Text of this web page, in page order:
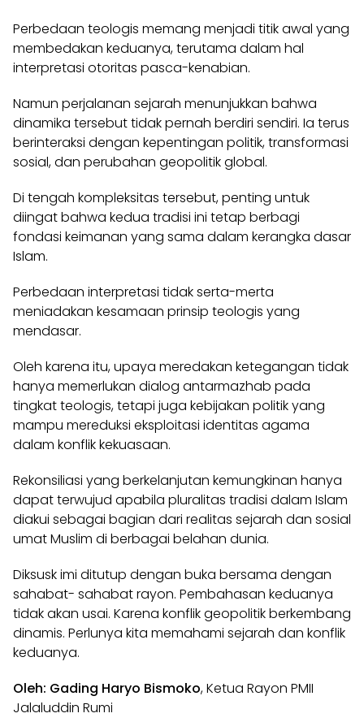
Perbedaan teologis memang menjadi titik awal yang
membedakan keduanya, terutama dalam hal
interpretasi otoritas pasca-kenabian.
Namun perjalanan sejarah menunjukkan bahwa
dinamika tersebut tidak pernah berdiri sendiri. Ia terus
berinteraksi dengan kepentingan politik, transformasi
sosial, dan perubahan geopolitik global.
Di tengah kompleksitas tersebut, penting untuk
diingat bahwa kedua tradisi ini tetap berbagi
fondasi keimanan yang sama dalam kerangka dasar
Islam.
Perbedaan interpretasi tidak serta-merta
meniadakan kesamaan prinsip teologis yang
mendasar.
Oleh karena itu, upaya meredakan ketegangan tidak
hanya memerlukan dialog antarmazhab pada
tingkat teologis, tetapi juga kebijakan politik yang
mampu mereduksi eksploitasi identitas agama
dalam konflik kekuasaan.
Rekonsiliasi yang berkelanjutan kemungkinan hanya
dapat terwujud apabila pluralitas tradisi dalam Islam
diakui sebagai bagian dari realitas sejarah dan sosial
umat Muslim di berbagai belahan dunia.
Diksusk imi ditutup dengan buka bersama dengan
sahabat- sahabat rayon. Pembahasan keduanya
tidak akan usai. Karena konflik geopolitik berkembang
dinamis. Perlunya kita memahami sejarah dan konflik
keduanya.
Oleh: Gading Haryo Bismoko, Ketua Rayon PMII
Jalaluddin Rumi